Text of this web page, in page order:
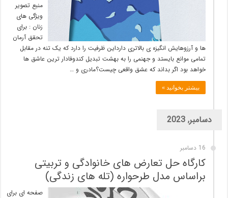
منبع تصویر
ویژگی های
زنان : برای
تحقق آرمان
ها و آرزوهایش انگیزه ی بالاتری دارداین ظرفیت را دارد که یک تنه در مقابل
تمامی موانع بایستد و جهنمی را به بهشت تبدیل کندوفادار ترین عاشق ها
خواهد بود اگر بداند که عشق واقعی چیست؟مادری و …
بیشتر بخوانید »
دسامبر, 2023
16 دسامبر
کارگاه حل تعارض های خانوادگی و تربیتی
براساس مدل طرحواره (تله های زندگی)
صفحه ای برای